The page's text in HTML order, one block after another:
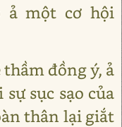
ả một cơ hội
thầm đồng ý, ả
sục sạo của
thân lại giắt